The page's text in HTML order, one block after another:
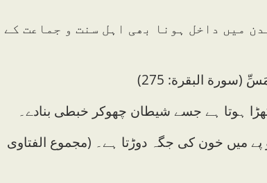
میں داخل ہونا بھی اہل سنت و جماعت کے
(سورة البقرة: 275)
ہوتا ہے جسے شیطان چھوکر خبطی بنادے۔
میں خون کی جگہ دوڑتا ہے۔ (مجموع الفتاوی